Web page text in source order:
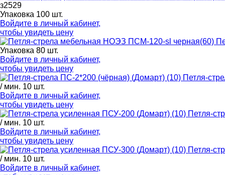
з2529
Упаковка 100 шт.
Войдите в личный кабинет,
чтобы увидеть цену
Упаковка 80 шт.
Войдите в личный кабинет,
чтобы увидеть цену
Петля-
/ мин. 10 шт.
Войдите в личный кабинет,
чтобы увидеть цену
Петля-
/ мин. 10 шт.
Войдите в личный кабинет,
чтобы увидеть цену
Петля-
/ мин. 10 шт.
Войдите в личный кабинет,